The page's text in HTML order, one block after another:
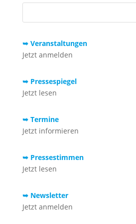
➥ Veranstaltungen
Jetzt anmelden
➥ Pressespiegel
Jetzt lesen
➥ Termine
Jetzt informieren
➥ Pressestimmen
Jetzt lesen
➥ Newsletter
Jetzt anmelden